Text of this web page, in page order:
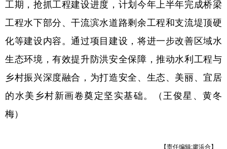
工期，抢抓工程建设进度，计划今年上半年完成桥梁
工程水下部分、干流滨水道路剩余工程和支流堤顶硬
化等建设内容。通过项目建设，将进一步改善区域水
生态环境，有效提升防洪安全保障，推动水利工程与
乡村振兴深度融合，为打造安全、生态、美丽、宜居
的水美乡村新画卷奠定坚实基础。（王俊星、黄冬
梅）
【责任编辑:廖浜合】